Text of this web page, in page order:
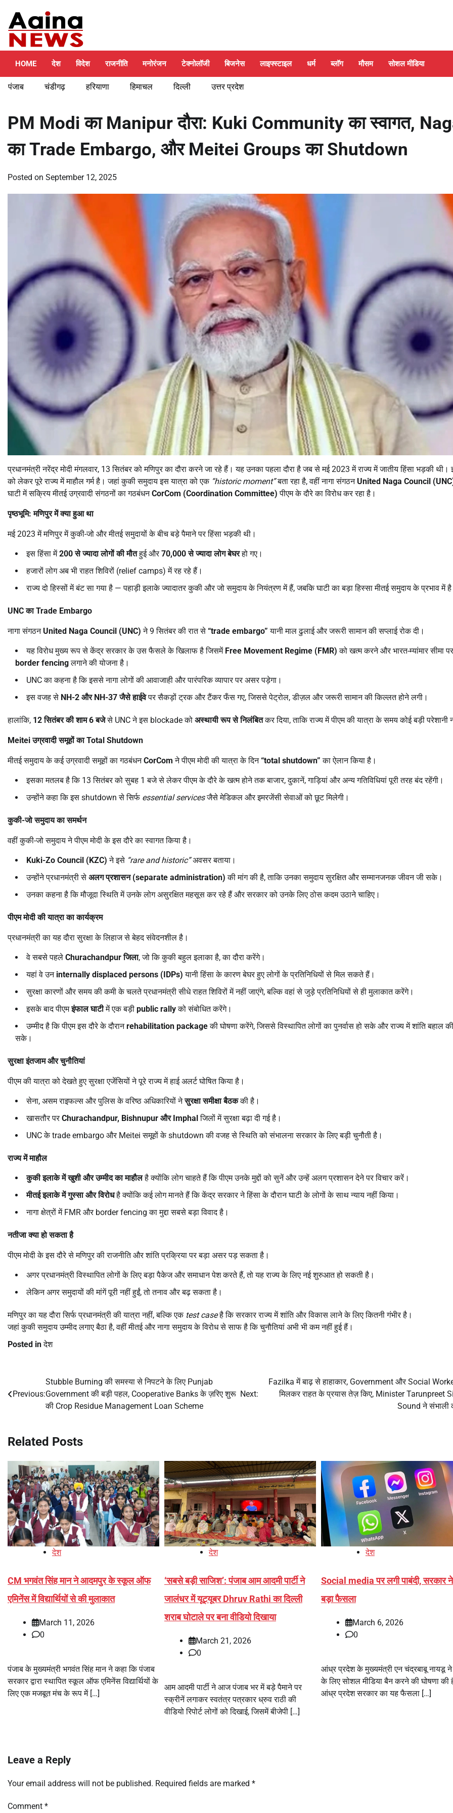
content
HOME देश विदेश राजनीति मनोरंजन टेक्नोलॉजी बिजनेस लाइफ्स्टाइल धर्म ब्लॉग मौसम सोशल मीडिया
पंजाब चंडीगढ़ हरियाणा हिमाचल दिल्ली उत्तर प्रदेश
PM Modi का Manipur दौरा: Kuki Community का स्वागत,
का Trade Embargo, और Meitei Groups का Shutdown
Posted on September 12, 2025
प्रधानमंत्री नरेंद्र मोदी मंगलवार, 13 सितंबर को मणिपुर का दौरा करने जा रहे हैं। यह उनका पहला दौरा है जब से मई 2023 में राज्य में जातीय हिंसा भड़की थी।
को लेकर पूरे राज्य में माहौल गर्म है। जहां कुकी समुदाय इस यात्रा को एक “historic moment”बता रहा है, वहीं नागा संगठन United Naga Council
घाटी में सक्रिय मीतई उग्रवादी संगठनों का गठबंधनCorCom (Coordination Committee) पीएम के दौरे का विरोध कर रहा है।
पृष्ठभूमि: मणिपुर में क्या हुआ था
मई 2023 में मणिपुर में कुकी-जो और मीतई समुदायों के बीच बड़े पैमाने पर हिंसा भड़की थी।
इस हिंसा में200से ज्यादा लोगों की मौतहुई और70,000से ज्यादा लोग बेघरहो गए।
हजारों लोग अब भी राहत शिविरों (relief camps) में रह रहे हैं।
राज्य दो हिस्सों में बंट सा गया है — पहाड़ी इलाके ज्यादातर कुकी और जो समुदाय के नियंत्रण में हैं, जबकि घाटी का बड़ा हिस्सा मीतई समुदाय के प्रभाव में
UNCकाTrade Embargo
नागा संगठन United Naga Council (UNC) ने 9 सितंबर की रात से “trade embargo” यानी माल ढुलाई और जरूरी सामान की सप्लाई रोक दी।
यह विरोध मुख्य रूप से केंद्र सरकार के उस फैसले के खिलाफ है जिसमें Free Movement Regime (FMR) को खत्म करने और भारत-म्यांमार सीमा पर
border fencingलगाने की योजना है।
UNC का कहना है कि इससे नागा लोगों की आवाजाही और पारंपरिक व्यापार पर असर पड़ेगा।
इस वजह से NH-2 और NH-37जैसे हाईवेपर सैकड़ों ट्रक और टैंकर फँस गए, जिससे पेट्रोल, डीज़ल और जरूरी सामान की किल्लत होने लगी।
हालांकि, 12सितंबर की शाम6बजेसे UNC ने इस blockade को अस्थायी रूप से निलंबितकर दिया, ताकि राज्य में पीएम की यात्रा के समय कोई बड़ी परेशानी
Meiteiउग्रवादी समूहों काTotal Shutdown
मीतई समुदाय के कई उग्रवादी समूहों का गठबंधनCorCom ने पीएम मोदी की यात्रा के दिन“total shutdown” का ऐलान किया है।
इसका मतलब है कि 13 सितंबर को सुबह 1 बजे से लेकर पीएम के दौरे के खत्म होने तक बाजार, दुकानें, गाड़ियां और अन्य गतिविधियां पूरी तरह बंद रहेंगी।
उन्होंने कहा कि इस shutdown से सिर्फ essential servicesजैसे मेडिकल और इमरजेंसी सेवाओं को छूट मिलेगी।
कुकी-जो समुदाय का समर्थन
वहीं कुकी-जो समुदाय ने पीएम मोदी के इस दौरे का स्वागत किया है।
Kuki-Zo Council (KZC) ने इसे “rare and historic”अवसर बताया।
उन्होंने प्रधानमंत्री से अलग प्रशासन (separate administration) की मांग की है, ताकि उनका समुदाय सुरक्षित और सम्मानजनक जीवन जी सके।
उनका कहना है कि मौजूदा स्थिति में उनके लोग असुरक्षित महसूस कर रहे हैं और सरकार को उनके लिए ठोस कदम उठाने चाहिए।
पीएम मोदी की यात्रा का कार्यक्रम
प्रधानमंत्री का यह दौरा सुरक्षा के लिहाज से बेहद संवेदनशील है।
वे सबसे पहले Churachandpurजिला, जो कि कुकी बहुल इलाका है, का दौरा करेंगे।
यहां वे उन internally displaced persons (IDPs) यानी हिंसा के कारण बेघर हुए लोगों के प्रतिनिधियों से मिल सकते हैं।
सुरक्षा कारणों और समय की कमी के चलते प्रधानमंत्री सीधे राहत शिविरों में नहीं जाएंगे, बल्कि वहां से जुड़े प्रतिनिधियों से ही मुलाकात करेंगे।
इसके बाद पीएमइंफाल घाटीमें एक बड़ी public rallyको संबोधित करेंगे।
उम्मीद है कि पीएम इस दौरे के दौरानrehabilitation packageकी घोषणा करेंगे, जिससे विस्थापित लोगों का पुनर्वास हो सके और राज्य में शांति बहाल
सके।
सुरक्षा इंतजाम और चुनौतियां
पीएम की यात्रा को देखते हुए सुरक्षा एजेंसियों ने पूरे राज्य में हाई अलर्ट घोषित किया है।
सेना, असम राइफल्स और पुलिस के वरिष्ठ अधिकारियों नेसुरक्षा समीक्षा बैठककी है।
खासतौर परChurachandpur, Bishnupur और Imphalजिलों में सुरक्षा बढ़ा दी गई है।
UNC के trade embargo और Meitei समूहों के shutdown की वजह से स्थिति को संभालना सरकार के लिए बड़ी चुनौती है।
राज्य में माहौल
कुकी इलाके में खुशी और उम्मीद का माहौलहै क्योंकि लोग चाहते हैं कि पीएम उनके मुद्दों को सुनें और उन्हें अलग प्रशासन देने पर विचार करें।
मीतई इलाके में गुस्सा और विरोधहै क्योंकि कई लोग मानते हैं कि केंद्र सरकार ने हिंसा के दौरान घाटी के लोगों के साथ न्याय नहीं किया।
नागा क्षेत्रों में FMR और border fencing का मुद्दा सबसे बड़ा विवाद है।
नतीजा क्या हो सकता है
पीएम मोदी के इस दौरे से मणिपुर की राजनीति और शांति प्रक्रिया पर बड़ा असर पड़ सकता है।
अगर प्रधानमंत्री विस्थापित लोगों के लिए बड़ा पैकेज और समाधान पेश करते हैं, तो यह राज्य के लिए नई शुरुआत हो सकती है।
लेकिन अगर समुदायों की मांगें पूरी नहीं हुईं, तो तनाव और बढ़ सकता है।
मणिपुर का यह दौरा सिर्फ प्रधानमंत्री की यात्रा नहीं, बल्कि एक test caseहै कि सरकार राज्य में शांति और विकास लाने के लिए कितनी गंभीर है।
जहां कुकी समुदाय उम्मीद लगाए बैठा है, वहीं मीतई और नागा समुदाय के विरोध से साफ है कि चुनौतियां अभी भी कम नहीं हुई हैं।
Posted inदेश
navigation
Previous:
Stubble Burning की समस्या से निपटने के लिए Punjab
Government की बड़ी पहल, Cooperative Banks के ज़रिए शुरू
की Crop Residue Management Loan Scheme
Next:
Fazilka में बाढ़ से हाहाकार, Government और Social
मिलकर राहत के प्रयास तेज़ किए, Minister Tarunpreet
Sound ने संभाली
Related Posts
देश
CM भगवंत सिंह मान ने आदमपुर के स्कूल ऑफ
एमिनेंस में विद्यार्थियों से की मुलाकात
March 11, 2026
0
पंजाब के मुख्यमंत्री भगवंत सिंह मान ने कहा कि पंजाब
सरकार द्वारा स्थापित स्कूल ऑफ एमिनेंस विद्यार्थियों के
लिए एक मजबूत मंच के रूप में […]
देश
‘सबसे बड़ी साजिश’: पंजाब आम आदमी पार्टी ने
जालंधर में यूट्यूबर Dhruv Rathi का दिल्ली
शराब घोटाले पर बना वीडियो दिखाया
March 21, 2026
0
आम आदमी पार्टी ने आज पंजाब भर में बड़े पैमाने पर
स्क्रीनें लगाकर स्वतंत्र पत्रकार ध्रुव राठी की
वीडियो रिपोर्ट लोगों को दिखाई, जिसमें बीजेपी […]
देश
Social media पर लगी पाबंदी, सरकार ने
बड़ा फैसला
March 6, 2026
0
आंध्र प्रदेश के मुख्यमंत्री एन चंद्रबाबू नायडू ने
के लिए सोशल मीडिया बैन करने की घोषणा की
आंध्र प्रदेश सरकार का यह फैसला […]
Leave a Reply
Your email address will not be published. Required fields are marked *
Comment *